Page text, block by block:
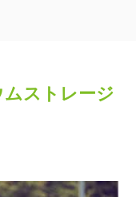
ストレージ